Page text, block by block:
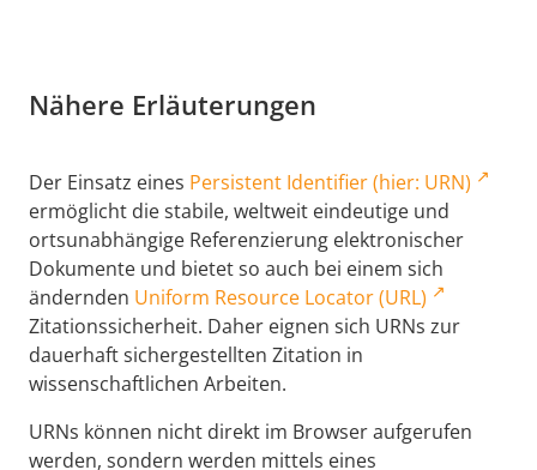
Nähere Erläuterungen
Der Einsatz eines Persistent Identifier (hier: URN)
ermöglicht die stabile, weltweit eindeutige und
ortsunabhängige Referenzierung elektronischer
Dokumente und bietet so auch bei einem sich
ändernden Uniform Resource Locator (URL)
Zitationssicherheit. Daher eignen sich URNs zur
dauerhaft sichergestellten Zitation in
wissenschaftlichen Arbeiten.
URNs können nicht direkt im Browser aufgerufen
werden, sondern werden mittels eines